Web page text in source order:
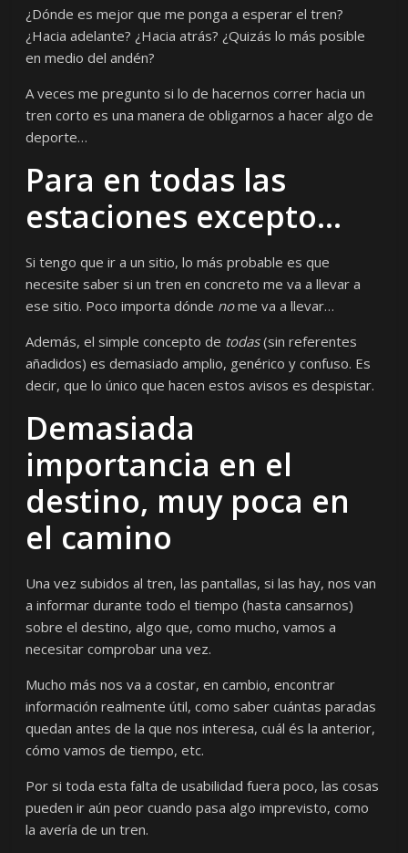
¿Dónde es mejor que me ponga a esperar el tren?
¿Hacia adelante? ¿Hacia atrás? ¿Quizás lo más posible
en medio del andén?
A veces me pregunto si lo de hacernos correr hacia un
tren corto es una manera de obligarnos a hacer algo de
deporte…
Para en todas las
estaciones excepto…
Si tengo que ir a un sitio, lo más probable es que
necesite saber si un tren en concreto me va a llevar a
ese sitio. Poco importa dónde nome va a llevar…
Además, el simple concepto de todas(sin referentes
añadidos) es demasiado amplio, genérico y confuso. Es
decir, que lo único que hacen estos avisos es despistar.
Demasiada
importancia en el
destino, muy poca en
el camino
Una vez subidos al tren, las pantallas, si las hay, nos van
a informar durante todo el tiempo (hasta cansarnos)
sobre el destino, algo que, como mucho, vamos a
necesitar comprobar una vez.
Mucho más nos va a costar, en cambio, encontrar
información realmente útil, como saber cuántas paradas
quedan antes de la que nos interesa, cuál és la anterior,
cómo vamos de tiempo, etc.
Por si toda esta falta de usabilidad fuera poco, las cosas
pueden ir aún peor cuando pasa algo imprevisto, como
la avería de un tren.